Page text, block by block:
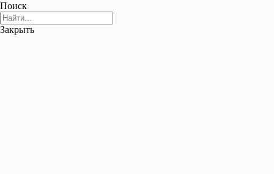
Поиск
Закрыть